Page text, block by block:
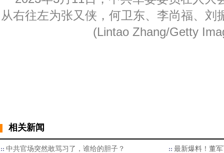
从右往左为张又侠，何卫东、李尚福、刘
(Lintao Zhang/Getty
相关新闻
中共官场突然敢骂习了，谁给的胆子？
最新爆料！董